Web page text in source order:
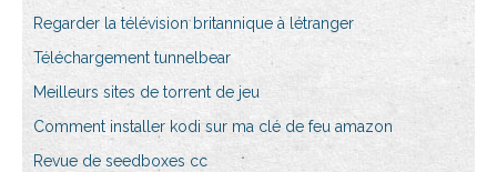
Regarder la télévision britannique à létranger
Téléchargement tunnelbear
Meilleurs sites de torrent de jeu
Comment installer kodi sur ma clé de feu amazon
Revue de seedboxes cc